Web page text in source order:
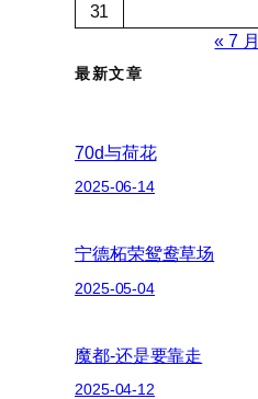
31
« 7 月
最新文章
70d与荷花
2025-06-14
宁德柘荣鸳鸯草场
2025-05-04
魔都-还是要靠走
2025-04-12